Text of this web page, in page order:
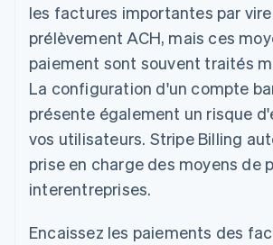
les factures importantes par
prélèvement ACH, mais ces
paiement sont souvent traités
La configuration d'un compte
présente également un risque
vos utilisateurs. Stripe Billing
prise en charge des moyens de
interentreprises.
Encaissez les paiements des